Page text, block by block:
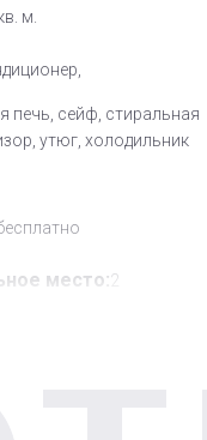
м.
печь, сейф, стиральная
утюг, холодильник
место:2